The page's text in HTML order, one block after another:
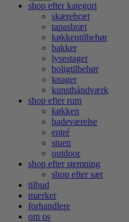
shop efter kategori
skærebræt
tapasbræt
køkkentilbehør
bakker
lysestager
boligtilbehør
knager
kunsthåndværk
shop efter rum
køkken
badeværelse
entré
stuen
outdoor
shop efter stemning
shop efter sæt
tilbud
mærker
forhandlere
om os